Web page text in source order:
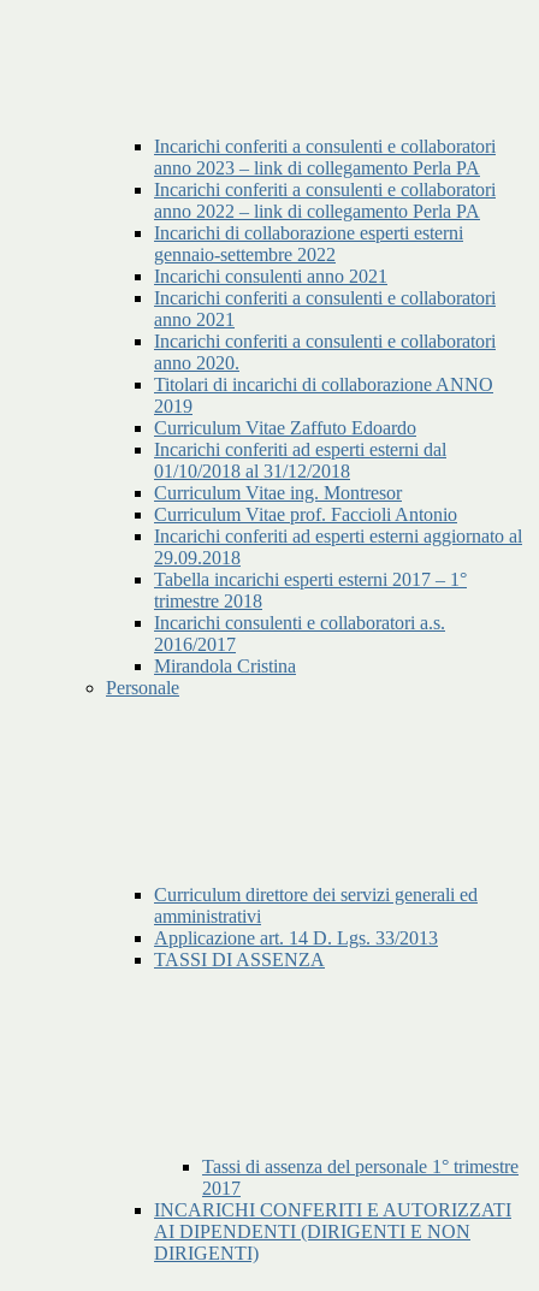
Incarichi conferiti a consulenti e collaboratori
anno 2023 – link di collegamento Perla PA
Incarichi conferiti a consulenti e collaboratori
anno 2022 – link di collegamento Perla PA
Incarichi di collaborazione esperti esterni
gennaio-settembre 2022
Incarichi consulenti anno 2021
Incarichi conferiti a consulenti e collaboratori
anno 2021
Incarichi conferiti a consulenti e collaboratori
anno 2020.
Titolari di incarichi di collaborazione ANNO
2019
Curriculum Vitae Zaffuto Edoardo
Incarichi conferiti ad esperti esterni dal
01/10/2018 al 31/12/2018
Curriculum Vitae ing. Montresor
Curriculum Vitae prof. Faccioli Antonio
Incarichi conferiti ad esperti esterni aggiornato al
29.09.2018
Tabella incarichi esperti esterni 2017 – 1°
trimestre 2018
Incarichi consulenti e collaboratori a.s.
2016/2017
Mirandola Cristina
Personale
Curriculum direttore dei servizi generali ed
amministrativi
Applicazione art. 14 D. Lgs. 33/2013
TASSI DI ASSENZA
Tassi di assenza del personale 1° trimestre
2017
INCARICHI CONFERITI E AUTORIZZATI
AI DIPENDENTI (DIRIGENTI E NON
DIRIGENTI)